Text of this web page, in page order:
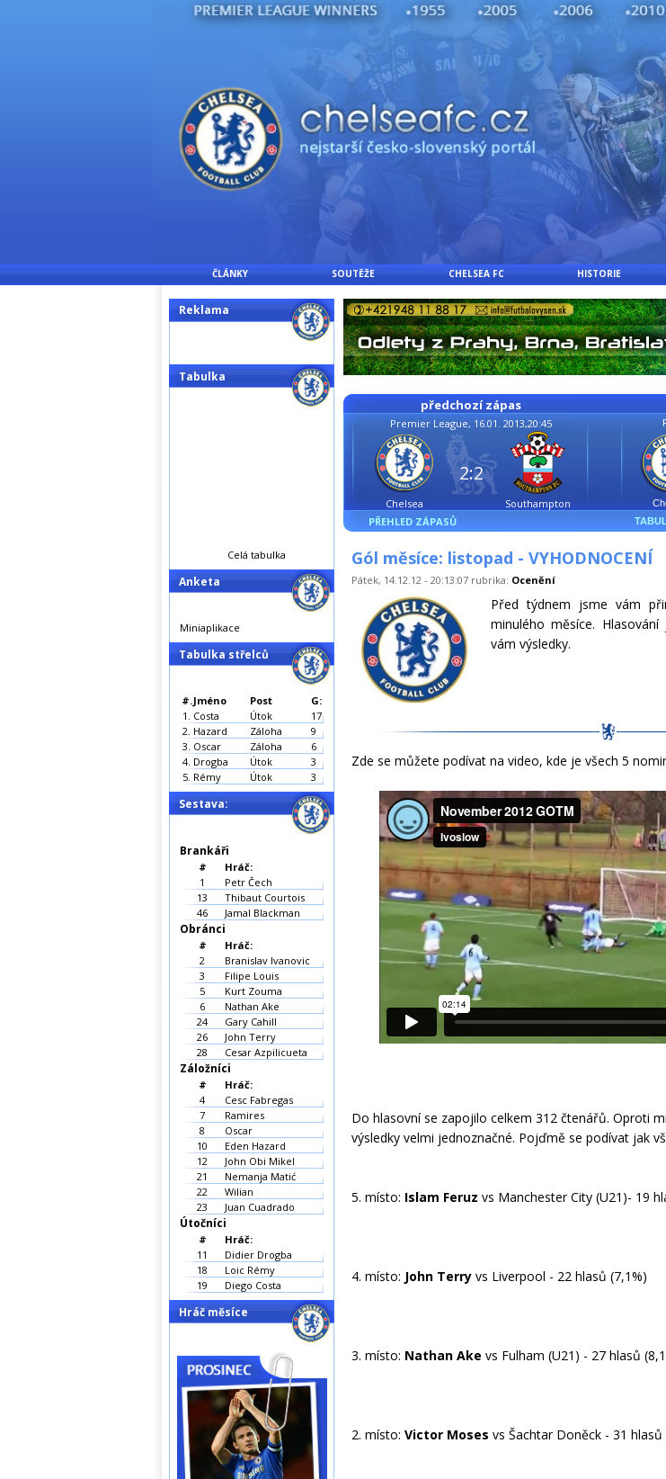
ČLÁNKY SOUTĚŽE CHELSEA FC HISTORIE
předchozí zápas
Premier League, 16.01. 2013,20:45
Chelsea Southampton
2:2
PŘEHLED ZÁPASŮ
Gól měsíce: listopad - VYHODNOCENÍ
Pátek, 14.12.12 - 20:13:07 rubrika: Ocenění
Před týdnem jsme vám
minulého měsíce.
vám výsledky.
Zde se můžete podívat na video, kde je všech 5
Do hlasovní se zapojilo celkem 312 čtenářů. Oproti
výsledky velmi jednoznačné. Pojďmě se podívat jak
5. místo: Islam Feruz vs Manchester City (U21)- 19
4. místo: John Terry vs Liverpool - 22 hlasů (7,1%)
3. místo: Nathan Ake vs Fulham (U21) - 27 hlasů
2. místo: Victor Moses vs Šachtar Doněck - 31 hlasů
Reklama
Tabulka
Celá tabulka
Anketa
Miniaplikace
Tabulka střelců
#.Jméno Post
G:
1. Costa Útok
17
2. Hazard Záloha
9
3. Oscar Záloha
6
4. Drogba Útok
3
5. Rémy Útok 3
Sestava:
Brankáři
#
Hráč:
1
Petr Čech
13
Thibaut Courtois
46
Jamal Blackman
Obránci
#
Hráč:
2
Branislav Ivanovic
3
Filipe Louis
5
Kurt Zouma
6
Nathan Ake
24
Gary Cahill
26
John Terry
28
Cesar Azpilicueta
Záložníci
#
Hráč:
4
Cesc Fabregas
7
Ramires
8
Oscar
10
Eden Hazard
12
John Obi Mikel
21
Nemanja Matić
22
Wilian
23
Juan Cuadrado
Útočníci
#
Hráč:
11
Didier Drogba
18
Loic Rémy
19
Diego Costa
Hráč měsíce